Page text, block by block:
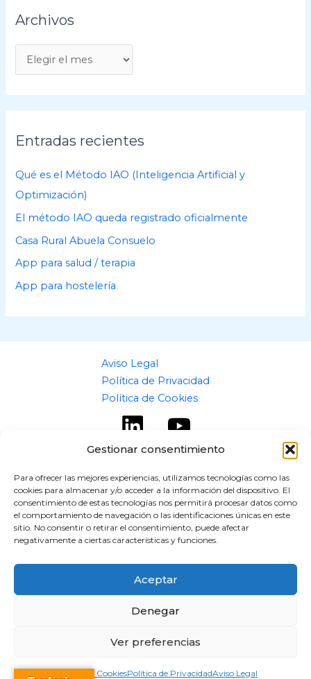
Gestionar consentimiento
Para ofrecer las mejores experiencias, utilizamos tecnologías como las
cookies para almacenar y/o acceder a la información del dispositivo. El
consentimiento de estas tecnologías nos permitirá procesar datos como
el comportamiento de navegación o las identificaciones únicas en este
sitio. No consentir o retirar el consentimiento, puede afectar
negativamente a ciertas características y funciones.
Aceptar
Denegar
Ver preferencias
Política de CookiesPolítica de PrivacidadAviso Legal
Archivos
r
c
h
i
o
s
Entradas recientes
Qué es el Método IAO (Inteligencia Artificial y
Optimización)
El método IAO queda registrado oficialmente
Casa Rural Abuela Consuelo
App para salud / terapia
App para hostelería
Aviso Legal
Política de Privacidad
Política de Cookies
Copyright © 2026 flipaz.es
Powered by flipaz.es